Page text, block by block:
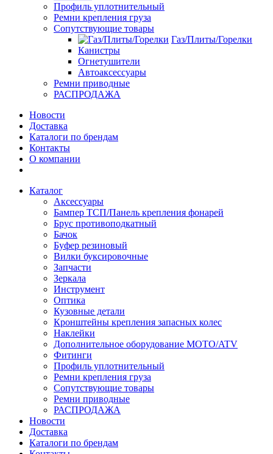
Профиль уплотнительный
Ремни крепления груза
Сопутствующие товары
Газ/Плиты/Горелки
Канистры
Огнетушители
Автоаксессуары
Ремни приводные
РАСПРОДАЖА
Новости
Доставка
Каталоги по брендам
Контакты
О компании
Каталог
Аксессуары
Бампер ТСП/Панель крепления фонарей
Брус противоподкатный
Бачок
Буфер резиновый
Вилки буксировочные
Запчасти
Зеркала
Инструмент
Оптика
Кузовные детали
Кронштейны крепления запасных колес
Наклейки
Дополнительное оборудование MOTO/ATV
Фитинги
Профиль уплотнительный
Ремни крепления груза
Сопутствующие товары
Ремни приводные
РАСПРОДАЖА
Новости
Доставка
Каталоги по брендам